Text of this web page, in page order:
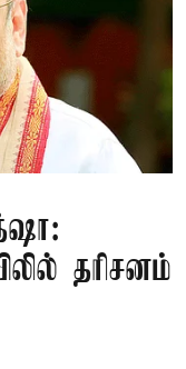
தரிசனம்